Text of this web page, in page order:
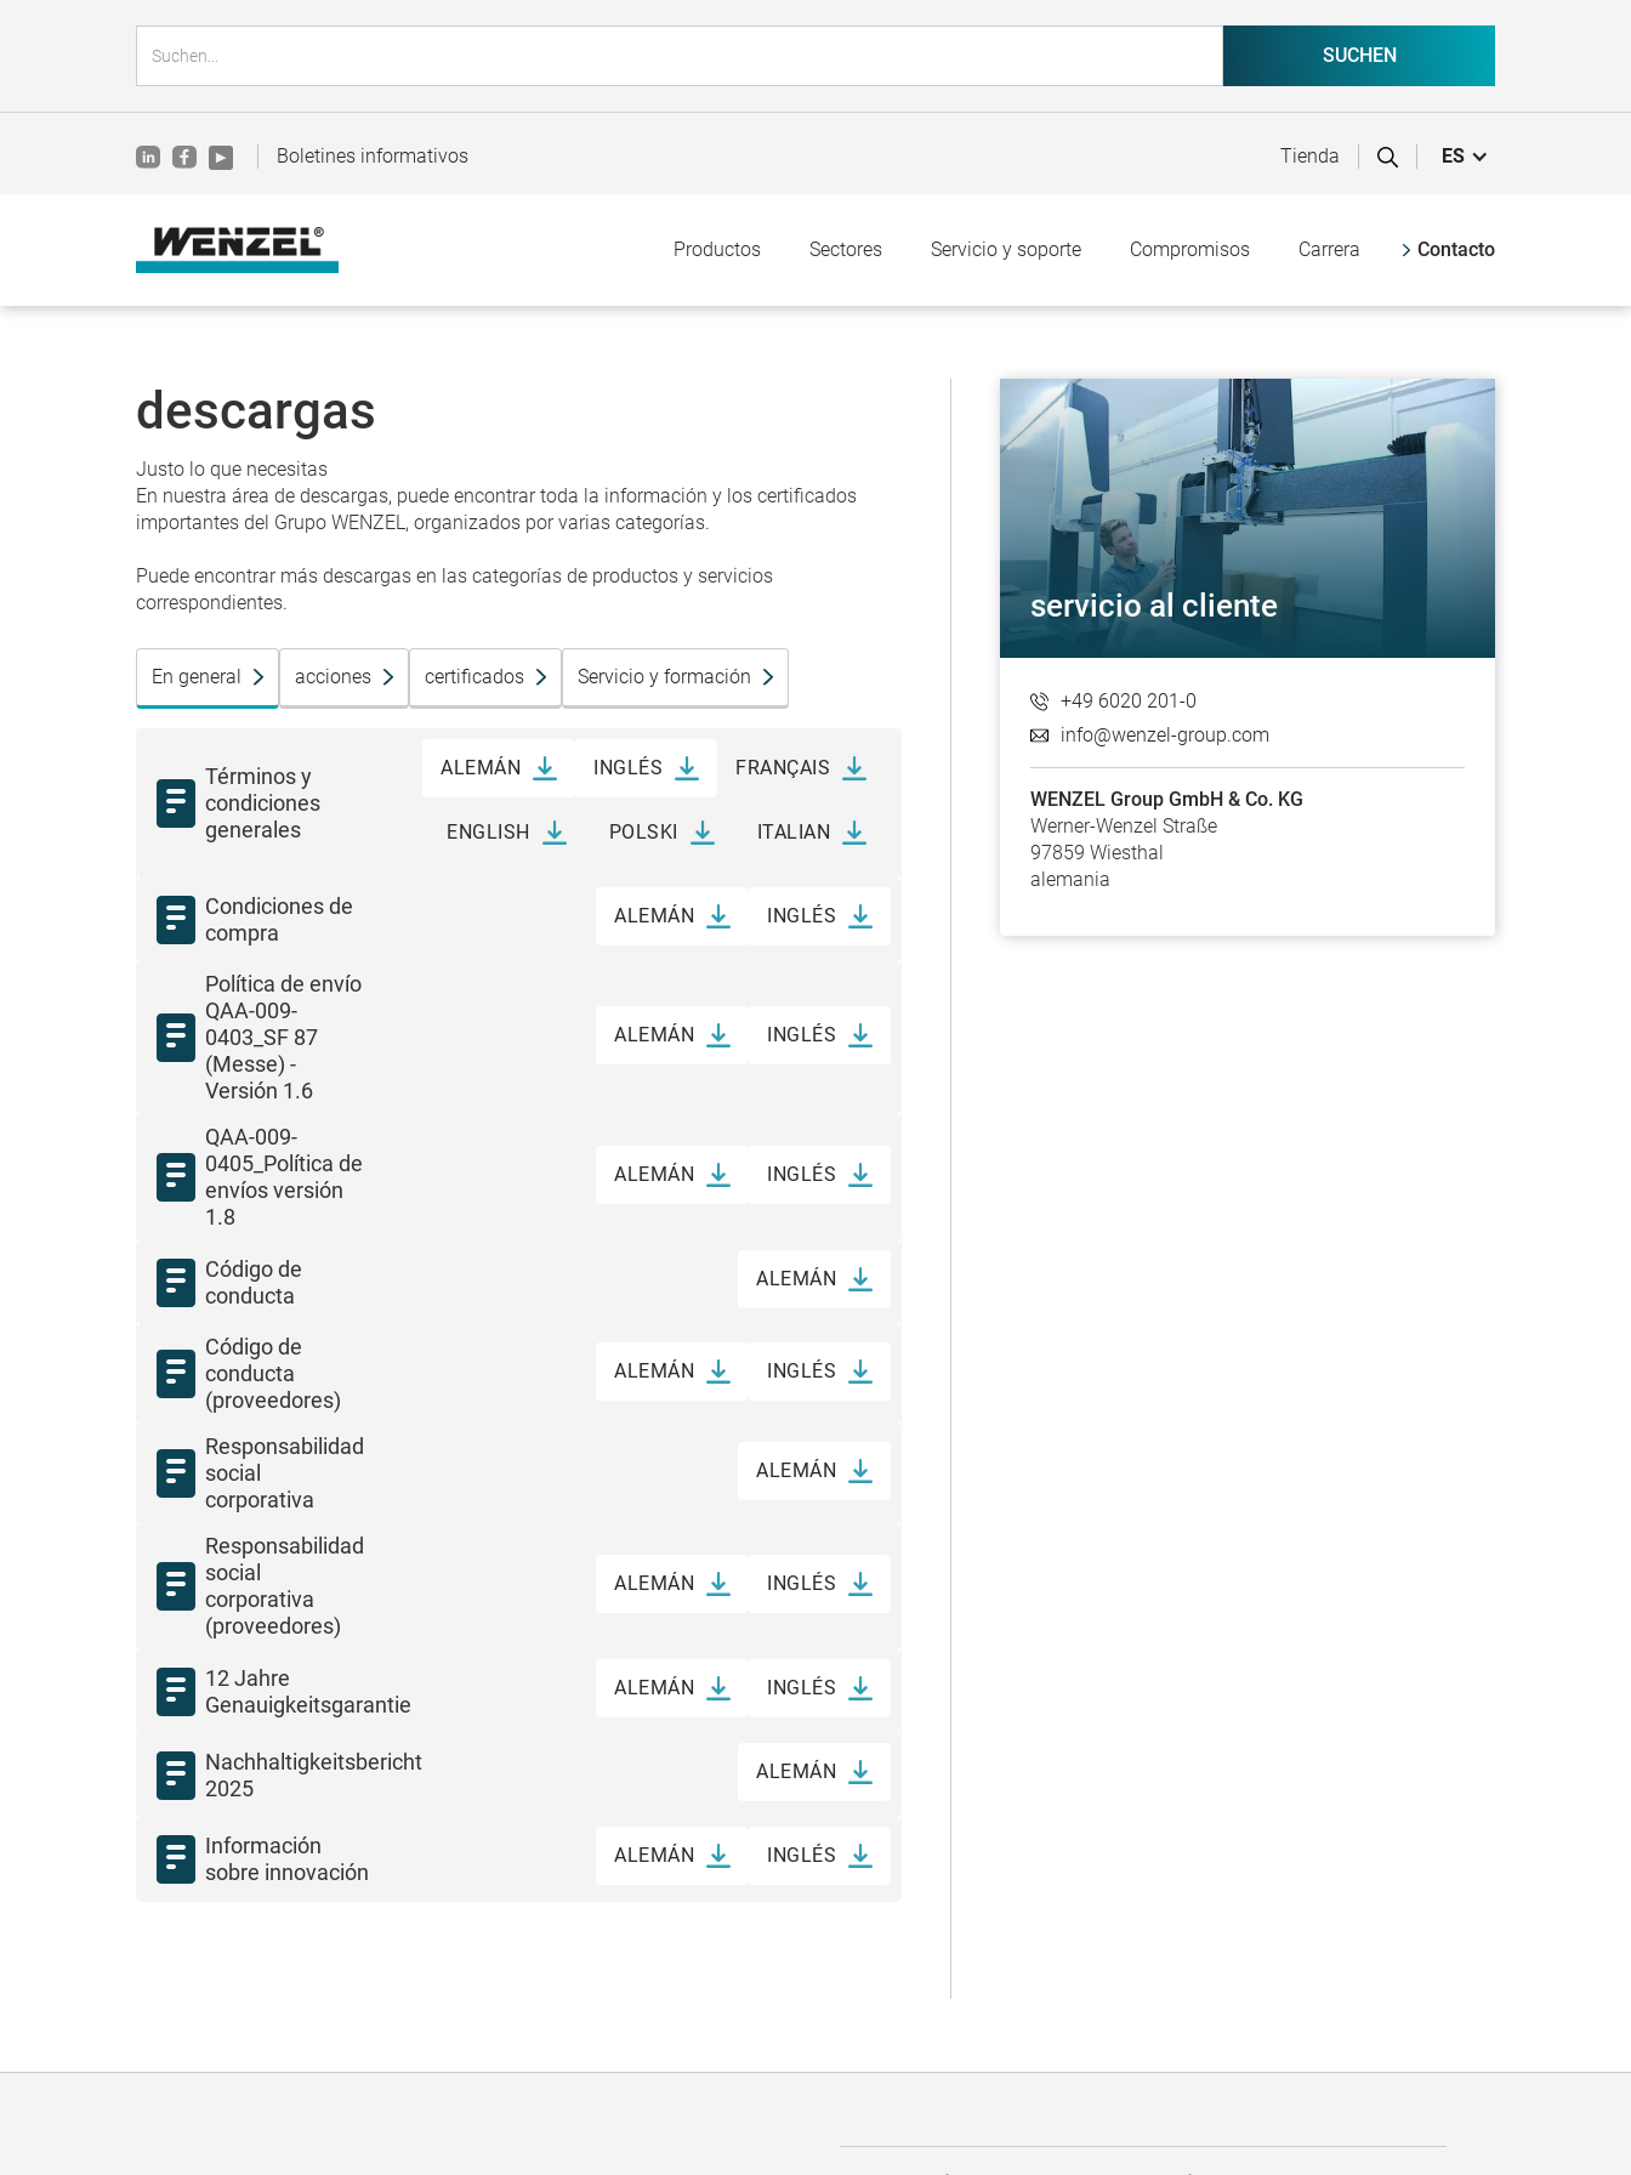
Boletines informativos Tienda ES
Productos Sectores Servicio y soporte Compromisos Carrera Contacto
descargas
Justo lo que necesitas
En nuestra área de descargas, puede encontrar toda la información y los certificados
importantes del Grupo WENZEL, organizados por varias categorías.
Puede encontrar más descargas en las categorías de productos y servicios
correspondientes.
En general acciones certificados Servicio y formación
Términos y
condiciones
generales
ALEMÁN INGLÉS FRANÇAIS
ENGLISH POLSKI ITALIAN
Condiciones de
compra
ALEMÁN INGLÉS
Política de envío
QAA-009-
0403_SF 87
(Messe) -
Versión 1.6
ALEMÁN INGLÉS
QAA-009-
0405_Política de
envíos versión
1.8
ALEMÁN INGLÉS
Código de
conducta
ALEMÁN
Código de
conducta
(proveedores)
ALEMÁN INGLÉS
Responsabilidad
social
corporativa
ALEMÁN
Responsabilidad
social
corporativa
(proveedores)
ALEMÁN INGLÉS
12 Jahre
Genauigkeitsgarantie
ALEMÁN INGLÉS
Nachhaltigkeitsbericht
2025
ALEMÁN
Información
sobre innovación
ALEMÁN INGLÉS
servicio al cliente
+49 6020 201-0
info@wenzel-group.com
WENZEL Group GmbH & Co. KG
Werner-Wenzel Straße
97859 Wiesthal
alemania